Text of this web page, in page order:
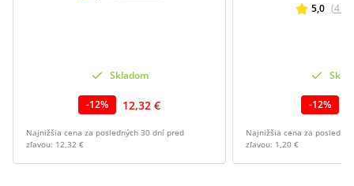
Skladom
-12% 12,32 €
Najnižšia cena za posledných 30 dní pred
zľavou: 12,32 €
5,0 (4
-12%
Najnižšia cena za
zľavou: 1,20 €